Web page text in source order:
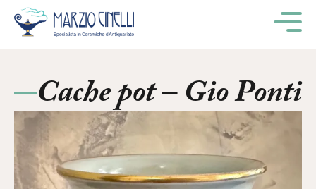
Cache pot – Gio Ponti